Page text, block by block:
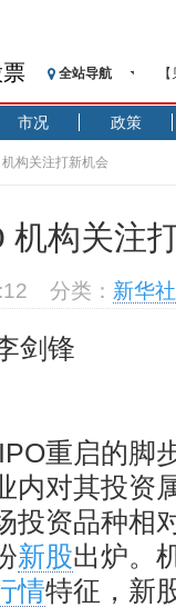
票 全站导航
记
沥
市况 政策
构关注打新机会
机构关注
分类： 新华
剑锋
重启的脚
内对其投资
投资品种相
新股出炉。
情特征，新